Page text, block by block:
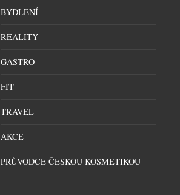
BYDLENÍ
REALITY
GASTRO
FIT
TRAVEL
AKCE
PRŮVODCE ČESKOU KOSMETIKOU